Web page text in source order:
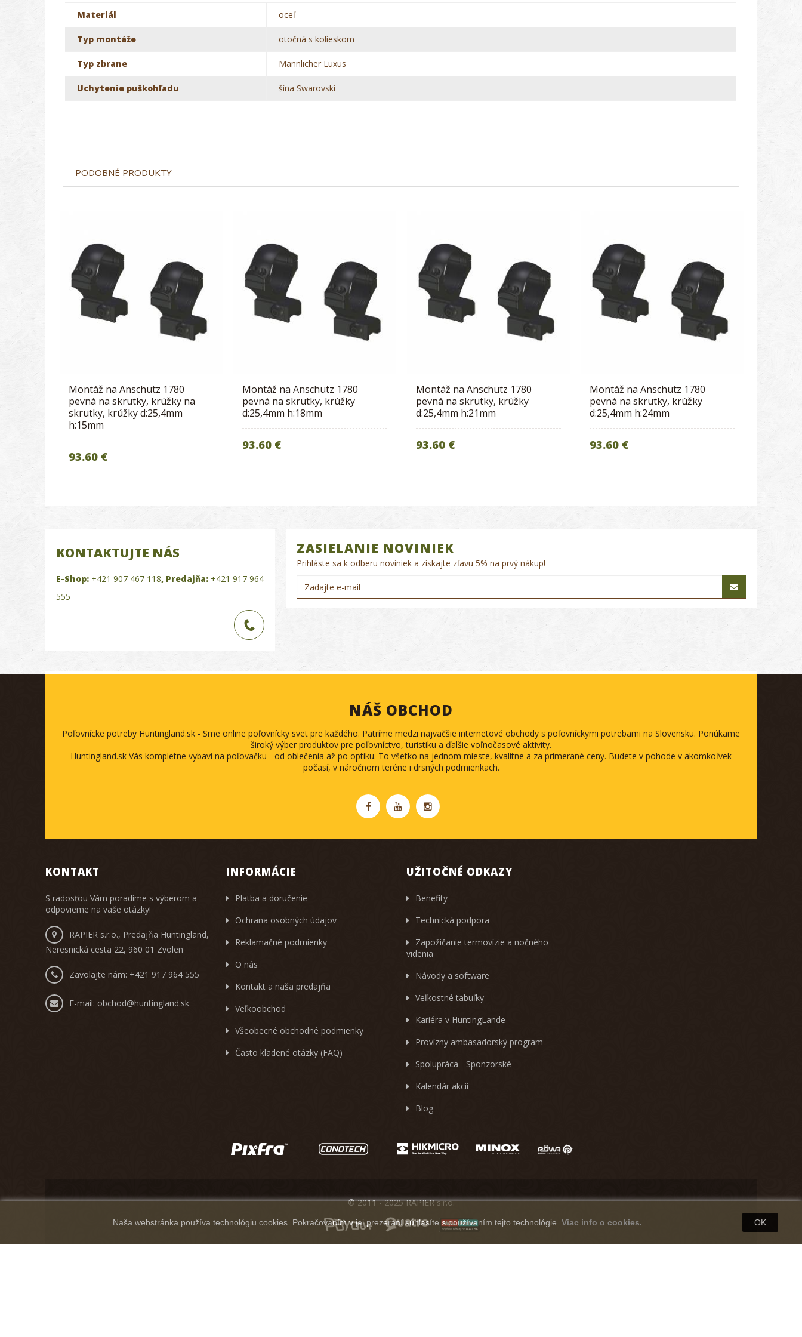
Materiál oceľ
Typ montáže otočná s kolieskom
Typ zbrane Mannlicher Luxus
Uchytenie puškohľadu šína Swarovski
PODOBNÉ PRODUKTY
Montáž na Anschutz 1780
pevná na skrutky, krúžky na
skrutky, krúžky d:25,4mm
h:15mm
93.60 €
Montáž na Anschutz 1780
pevná na skrutky, krúžky
d:25,4mm h:18mm
93.60 €
Montáž na Anschutz 1780
pevná na skrutky, krúžky
d:25,4mm h:21mm
93.60 €
Montáž na Anschutz 1780
pevná na skrutky, krúžky
d:25,4mm h:24mm
93.60 €
KONTAKTUJTE NÁS
E-Shop: +421 907 467 118, Predajňa: +421 917 964
555
ZASIELANIE NOVINIEK
Prihláste sa k odberu noviniek a získajte zľavu 5% na prvý nákup!
NÁŠ OBCHOD
Poľovnícke potreby Huntingland.sk - Sme online poľovnícky svet pre každého. Patríme medzi najväčšie internetové obchody s poľovníckymi potrebami na Slovensku. Ponúkame
široký výber produktov pre poľovníctvo, turistiku a ďalšie voľnočasové aktivity.
Huntingland.sk Vás kompletne vybaví na poľovačku - od oblečenia až po optiku. To všetko na jednom mieste, kvalitne a za primerané ceny. Budete v pohode v akomkoľvek
počasí, v náročnom teréne i drsných podmienkach.
KONTAKT
S radosťou Vám poradíme s výberom a
odpovieme na vaše otázky!
RAPIER s.r.o., Predajňa Huntingland,
Neresnická cesta 22, 960 01 Zvolen
Zavolajte nám: +421 917 964 555
E-mail: obchod@huntingland.sk
INFORMÁCIE
Platba a doručenie
Ochrana osobných údajov
Reklamačné podmienky
O nás
Kontakt a naša predajňa
Veľkoobchod
Všeobecné obchodné podmienky
Často kladené otázky (FAQ)
UŽITOČNÉ ODKAZY
Benefity
Technická podpora
Zapožičanie termovízie a nočného
videnia
Návody a software
Veľkostné tabuľky
Kariéra v HuntingLande
Provízny ambasadorský program
Spolupráca - Sponzorské
Kalendár akcií
Blog
Naša webstránka používa technológiu cookies. Pokračovaním v jej prezeraní súhlasíte s používaním tejto technológie. Viac info o cookies. OK
© 2011 - 2025 RAPIER s.r.o.